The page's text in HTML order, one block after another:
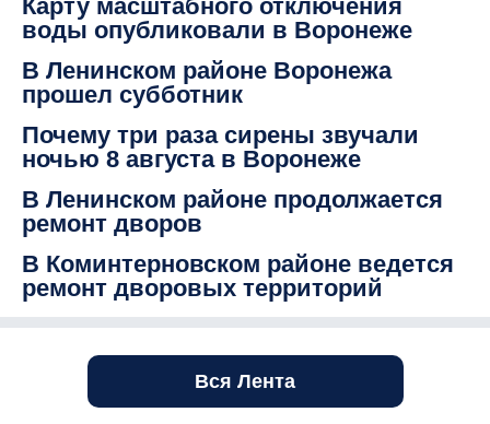
Карту масштабного отключения
воды опубликовали в Воронеже
В Ленинском районе Воронежа
прошел субботник
Почему три раза сирены звучали
ночью 8 августа в Воронеже
В Ленинском районе продолжается
ремонт дворов
В Коминтерновском районе ведется
ремонт дворовых территорий
Вся Лента